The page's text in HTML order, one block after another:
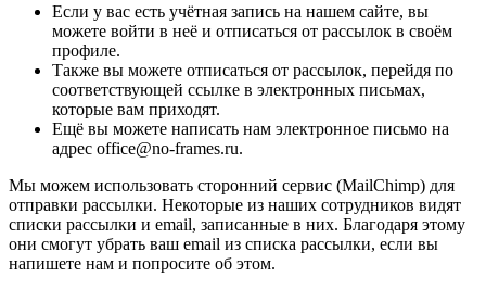
Если у вас есть учётная запись на нашем сайте, вы
можете войти в неё и отписаться от рассылок в своём
профиле.
Также вы можете отписаться от рассылок, перейдя по
соответствующей ссылке в электронных письмах,
которые вам приходят.
Ещё вы можете написать нам электронное письмо на
адрес office@no-frames.ru.
Мы можем использовать сторонний сервис (MailChimp) для
отправки рассылки. Некоторые из наших сотрудников видят
списки рассылки и email, записанные в них. Благодаря этому
они смогут убрать ваш email из списка рассылки, если вы
напишете нам и попросите об этом.